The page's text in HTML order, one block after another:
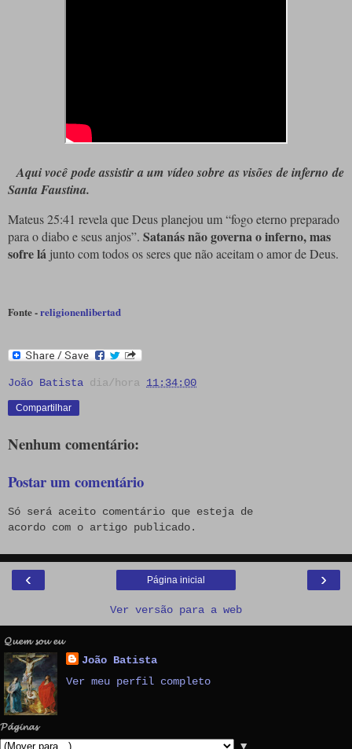
Aqui você pode assistir a um vídeo sobre as visões de inferno de
Santa Faustina.
Mateus 25:41 revela que Deus planejou um “fogo eterno preparado
para o diabo e seus anjos”. Satanás não governa o inferno, mas
sofre lá junto com todos os seres que não aceitam o amor de Deus.
Fonte -religionenlibertad
João Batista dia/hora 11:34:00
Compartilhar
Nenhum comentário:
Postar um comentário
Só será aceito comentário que esteja de
acordo com o artigo publicado.
‹ ›
Página inicial
Ver versão para a web
𝓠𝓾𝓮𝓶 𝓼𝓸𝓾 𝓮𝓾
João Batista
Ver meu perfil completo
𝓟𝓪́𝓰𝓲𝓷𝓪𝓼